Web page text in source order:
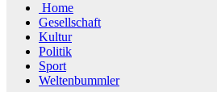
Home
Gesellschaft
Kultur
Politik
Sport
Weltenbummler